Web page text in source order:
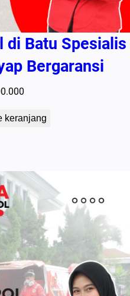
di Batu Spesialis
Bergaransi
keranjang